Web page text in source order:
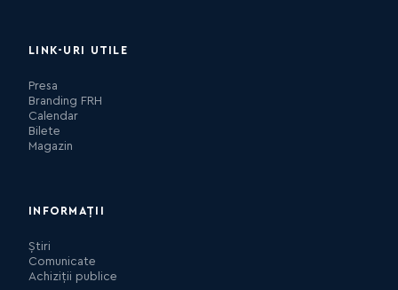
LINK-URI UTILE
Presa
Branding FRH
Calendar
Bilete
Magazin
INFORMAȚII
Știri
Comunicate
Achiziții publice